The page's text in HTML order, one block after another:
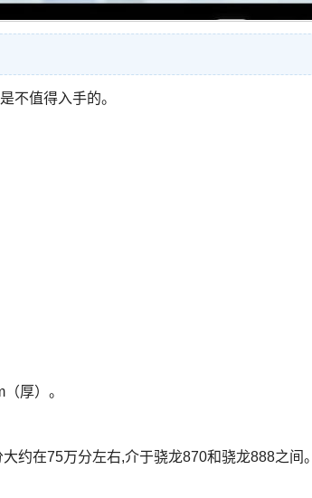
不值得入手的。
厚）。
约在75万分左右,介于骁龙870和骁龙888之间。